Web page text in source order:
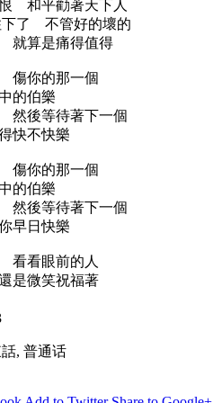
和平勸著天下人
下了 不管好的壞的
就算是痛得值得
傷你的那一個
的伯樂
然後等待著下一個
快不快樂
傷你的那一個
的伯樂
然後等待著下一個
早日快樂
看看眼前的人
是微笑祝福著
, 普通话